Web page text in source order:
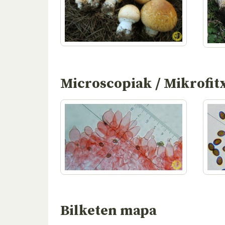
Microscopiak /
Bilketen mapa